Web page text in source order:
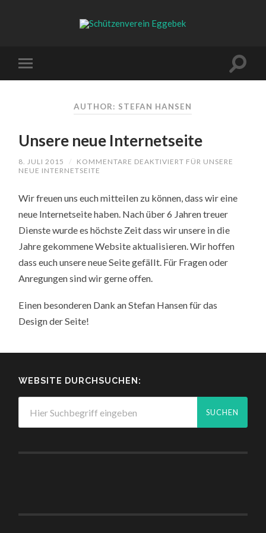
AUTHOR: STEFAN HANSEN
Unsere neue Internetseite
8. JULI 2015 / KOMMENTARE DEAKTIVIERT FÜR UNSERE
NEUE INTERNETSEITE
Wir freuen uns euch mitteilen zu können, dass wir eine
neue Internetseite haben. Nach über 6 Jahren treuer
Dienste wurde es höchste Zeit dass wir unsere in die
Jahre gekommene Website aktualisieren. Wir hoffen
dass euch unsere neue Seite gefällt. Für Fragen oder
Anregungen sind wir gerne offen.
Einen besonderen Dank an Stefan Hansen für das
Design der Seite!
WEBSITE DURCHSUCHEN: